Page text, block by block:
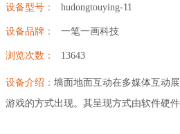
特效屏幕
设备型号： hudongtouying-11
设备品牌： 一笔一画科技
浏览次数： 13643
设备介绍： 墙面地面互动在多媒体互动
游戏的方式出现。其呈现方式由软件硬